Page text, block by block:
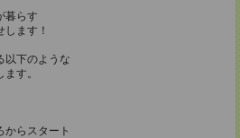
暮らす
ます！
以下のような
す。
からスタート